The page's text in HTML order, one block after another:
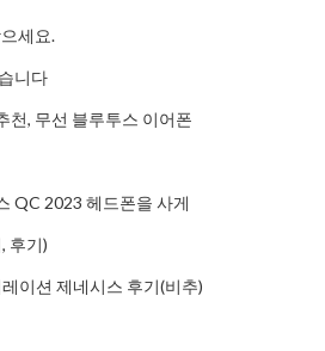
세요.
니다
천, 무선 블루투스 이어폰
QC 2023 헤드폰을 사게
후기)
이션 제네시스 후기(비추)